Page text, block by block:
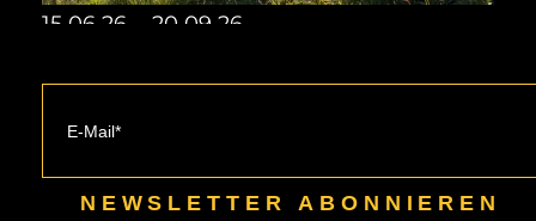
15.06.26 – 20.09.26
Sommer
Das perfekte Angebot für
Sommerhit, der während der
NEWSLETTER ABONNIEREN